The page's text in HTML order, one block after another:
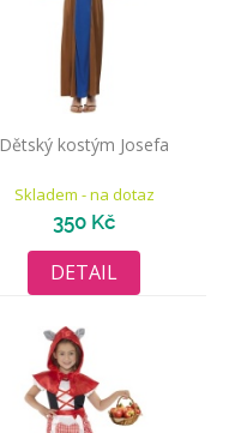
Dětský kostým Josefa
Skladem - na dotaz
350 Kč
DETAIL